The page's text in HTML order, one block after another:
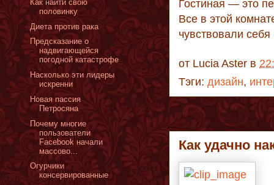
Гостиная — это
Все в этой
чувствовали
от Lucia Aster в
Тэги: дизайн,
Как удачно
Как найти свою
половинку
Диета против рака
Предсказание о
надвигающейся
погодной катастрофе
Насколько эти лидеры
искренни
Новая пассия
Петросяна
Почему многие
пользователи
Facebook начали
массово...
Огурчики
консервированные